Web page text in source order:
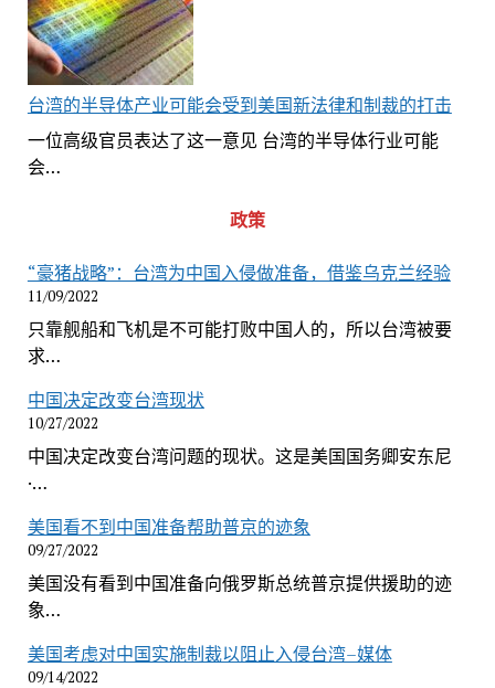
台湾的半导体产业可能会受到美国新法律和制裁的打击
一位高级官员表达了这一意见 台湾的半导体行业可能
会…
政策
“豪猪战略”：台湾为中国入侵做准备，借鉴乌克兰经验
11/09/2022
只靠舰船和飞机是不可能打败中国人的，所以台湾被要
求…
中国决定改变台湾现状
10/27/2022
中国决定改变台湾问题的现状。这是美国国务卿安东尼
·…
美国看不到中国准备帮助普京的迹象
09/27/2022
美国没有看到中国准备向俄罗斯总统普京提供援助的迹
象…
美国考虑对中国实施制裁以阻止入侵台湾–媒体
09/14/2022